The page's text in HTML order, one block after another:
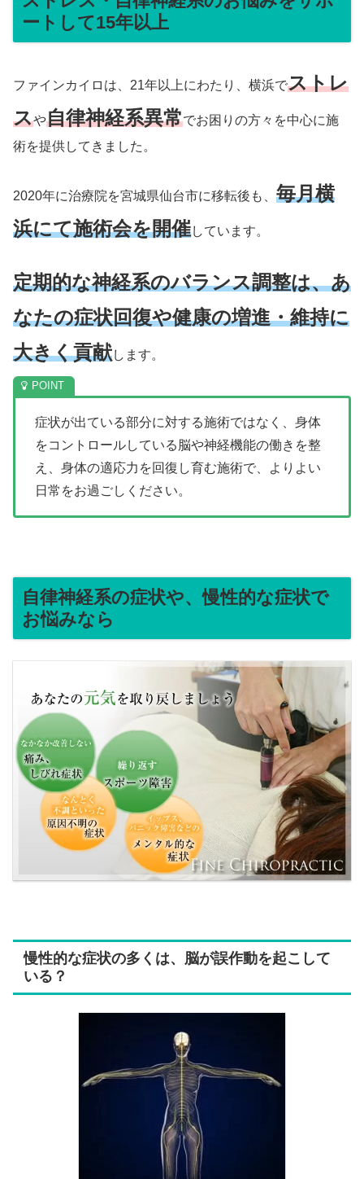
ートして15年以上
ファインカイロは、21年以上にわたり、横浜でストレ
スや自律神経系異常でお困りの方々を中心に施
術を提供してきました。
2020年に治療院を宮城県仙台市に移転後も、 毎月横
浜にて施術会を開催しています。
定期的な神経系のバランス調整は、あ
なたの症状回復や健康の増進・維持に
大きく貢献します。
症状が出ている部分に対する施術ではなく、身体
をコントロールしている脳や神経機能の働きを整
え、身体の適応力を回復し育む施術で、よりよい
日常をお過ごしください。
自律神経系の症状や、慢性的な症状で
お悩みなら
慢性的な症状の多くは、脳が誤作動を起こして
いる？